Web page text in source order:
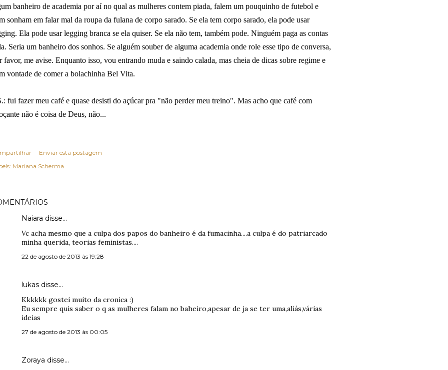
banheiro de academia por aí no qual as mulheres contem piada, falem um pouquinho de futebol e
sonham em falar mal da roupa da fulana de corpo sarado. Se ela tem corpo sarado, ela pode usar
Ela pode usar legging branca se ela quiser. Se ela não tem, também pode. Ninguém paga as contas
Seria um banheiro dos sonhos. Se alguém souber de alguma academia onde role esse tipo de conversa,
favor, me avise. Enquanto isso, vou entrando muda e saindo calada, mas cheia de dicas sobre regime e
vontade de comer a bolachinha Bel Vita.
fui fazer meu café e quase desisti do açúcar pra "não perder meu treino". Mas acho que café com
não é coisa de Deus, não...
Enviar esta postagem
Mariana Scherma
Naiara disse…
Vc acha mesmo que a culpa dos papos do banheiro é da fumacinha....a culpa é do patriarcado
minha querida, teorias feministas....
22 de agosto de 2013 às 19:28
lukas disse…
Kkkkkk gostei muito da cronica :)
Eu sempre quis saber o q as mulheres falam no baheiro,apesar de ja se ter uma,aliás,várias
ideias
27 de agosto de 2013 às 00:05
Zoraya disse…